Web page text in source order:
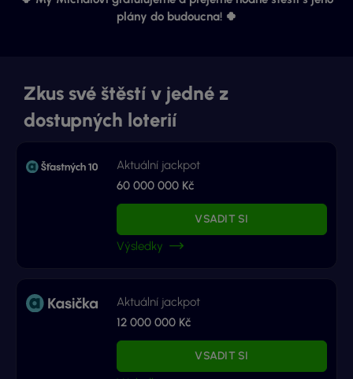
plány do budoucna! 🍀
Zkus své štěstí v jedné z
dostupných loterií
Aktuální jackpot
60 000 000 Kč
VSADIT SI
Výsledky
Aktuální jackpot
12 000 000 Kč
VSADIT SI